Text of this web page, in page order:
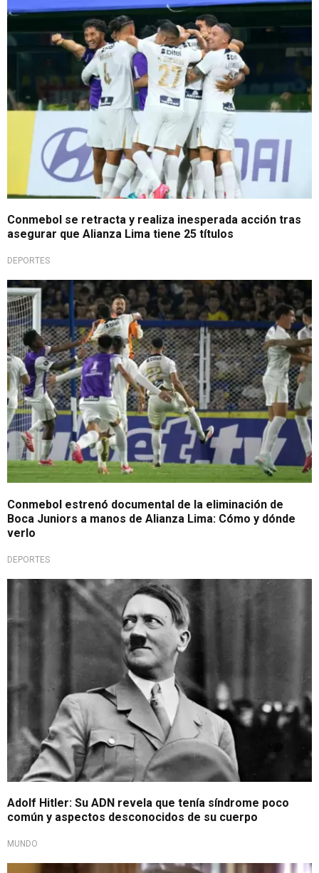
Video corregido
Conmebol se retracta y realiza inesperada acción tras
asegurar que Alianza Lima tiene 25 títulos
DEPORTES
Quedará en la historia
Conmebol estrenó documental de la eliminación de
Boca Juniors a manos de Alianza Lima: Cómo y dónde
verlo
DEPORTES
Curiosidades del dictador
Adolf Hitler: Su ADN revela que tenía síndrome poco
común y aspectos desconocidos de su cuerpo
MUNDO